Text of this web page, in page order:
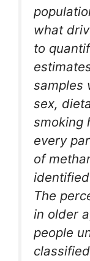
what
to
samples
sex,
smoking
every
of
The
in older
people